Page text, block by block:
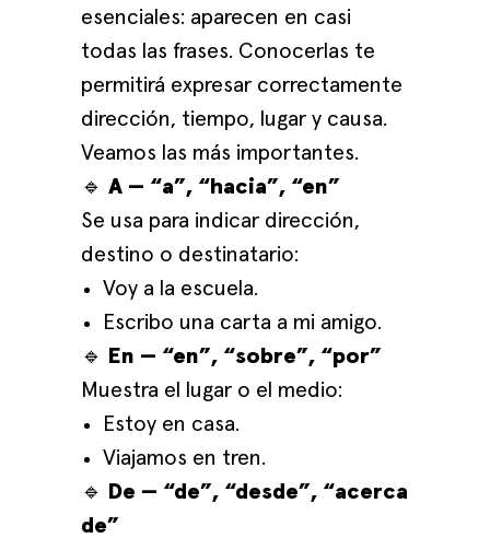
esenciales: aparecen en casi
todas las frases. Conocerlas te
permitirá expresar correctamente
dirección, tiempo, lugar y causa.
Veamos las más importantes.
🔹 A — “a”, “hacia”, “en”
Se usa para indicar dirección,
destino o destinatario:
Voy a la escuela.
Escribo una carta a mi amigo.
🔹
En — “en”, “sobre”, “por”
Muestra el lugar o el medio:
Estoy en casa.
Viajamos en tren.
🔹
De — “de”, “desde”, “acerca
de”